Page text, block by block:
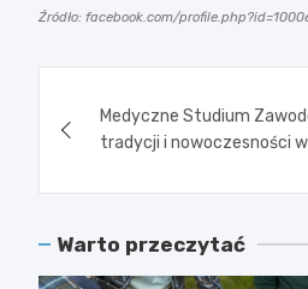
Źródło: facebook.com/
wpisuMedyczne Studium
tradycji i nowoczesności
Warto przeczytać